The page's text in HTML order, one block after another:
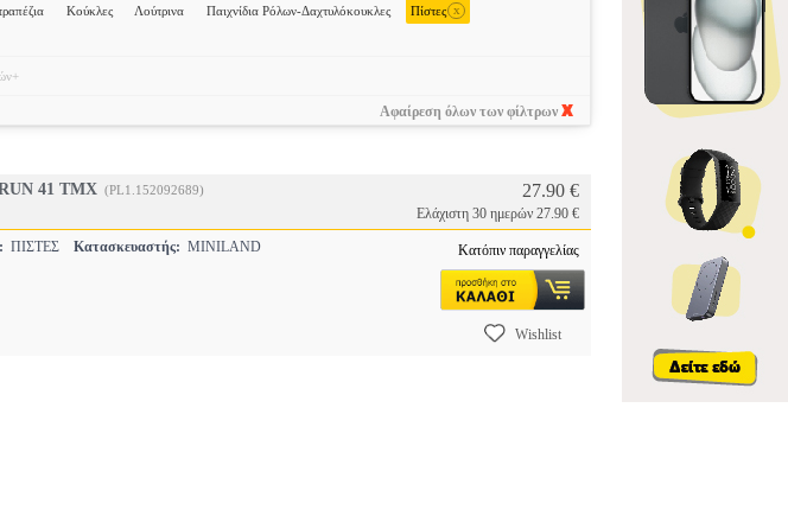
Κούκλες Λούτρινα Παιχνίδια Ρόλων-Δαχτυλόκουκλες Πίστες x
Αφαίρεση όλων των φίλτρων
41 ΤΜΧ (PL1.152092689) 27.90 €
Ελάχιστη 30 ημερών 27.90 €
ΠΙΣΤΕΣ Κατασκευαστής: MINILAND Κατόπιν παραγγελίας
Wishlist